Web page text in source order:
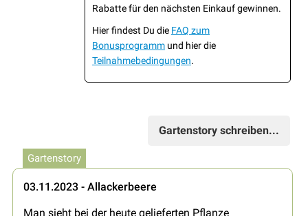
Rabatte für den nächsten Einkauf gewinnen.
Hier findest Du die FAQ zum
Bonusprogramm und hier die
Teilnahmebedingungen.
Gartenstory schreiben...
Gartenstory
03.11.2023 - Allackerbeere
Man sieht bei der heute gelieferten Pflanze